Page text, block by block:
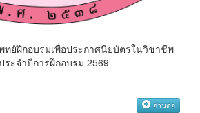
ทย์ฝึกอบรมเพื่อประกาศนียบัตรในวิชาชีพ
ะจำปีการฝึกอบรม 2569
อ่านต่อ